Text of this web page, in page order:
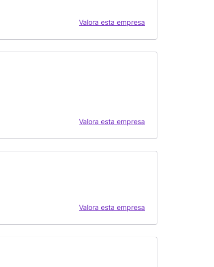
Valora esta empresa
Valora esta empresa
Valora esta empresa